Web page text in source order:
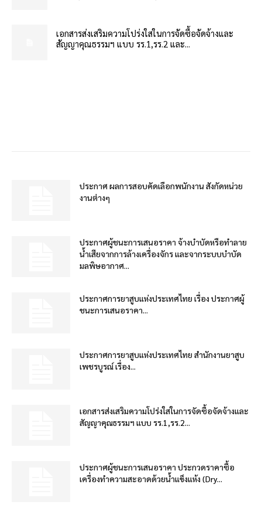
เอกสารส่งเสริมความโปร่งใสในการจัดซื้อจัดจ้างและ
สัญญาคุณธรรมฯ แบบ รร.1,รร.2 และ...
ประกาศ ผลการสอบคัดเลือกพนักงาน สังกัดหน่วย
งานต่างๆ
ประกาศผู้ชนะการเสนอราคา จ้างบำบัดหรือทำลาย
น้ำเสียจากการล้างเครื่องจักร และจากระบบบำบัด
มลพิษอากาศ...
ประกาศการยาสูบแห่งประเทศไทย เรื่อง ประกาศผู้
ชนะการเสนอราคา...
ประกาศการยาสูบแห่งประเทศไทย สำนักงานยาสูบ
เพชรบูรณ์ เรื่อง...
เอกสารส่งเสริมความโปร่งใสในการจัดซื้อจัดจ้างและ
สัญญาคุณธรรมฯ แบบ รร.1,รร.2...
ประกาศผู้ชนะการเสนอราคา ประกวดราคาซื้อ
เครื่องทำความสะอาดด้วยน้ำแข็งแห้ง (Dry...